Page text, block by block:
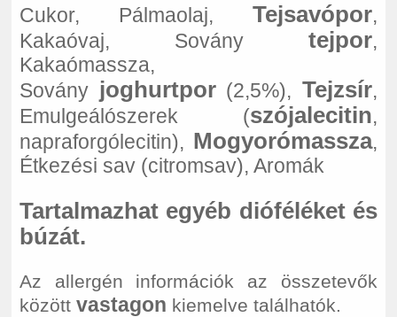
Cukor, Pálmaolaj,Tejsavópor,
Kakaóvaj, Soványtejpor,
Kakaómassza,
Sovány joghurtpor(2,5%),Tejzsír,
Emulgeálószerek (szójalecitin,
napraforgólecitin), Mogyorómassza,
Étkezési sav (citromsav), Aromák
Tartalmazhat egyéb dióféléket és
búzát.
Az allergén információk az összetevők
között vastagon kiemelve találhatók.